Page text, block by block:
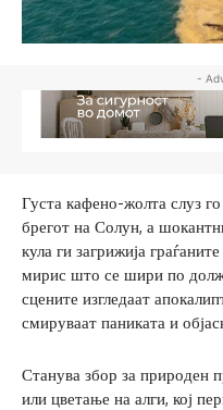
-
Густа кафено-жолта слуз
брегот на Солун, а
кула ги загрижија
мирис што се шири по
сцените изгледаат
смируваат паниката и
Станува збор за природен
или цветање на алги, кој